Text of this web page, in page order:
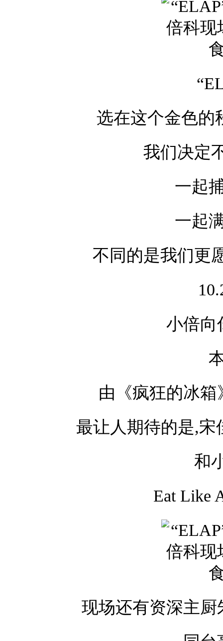
选在这个金色的
我们决定
一起
一起
不同的是我们更
小倍向
由《疯狂的冰
最让人期待的是,宋
和
Eat Like
现场还有资深主